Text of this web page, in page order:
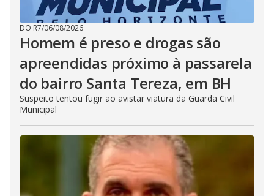
DO R7/06/08/2026
Homem é preso e drogas são
apreendidas próximo à passarela
do bairro Santa Tereza, em BH
Suspeito tentou fugir ao avistar viatura da Guarda Civil
Municipal